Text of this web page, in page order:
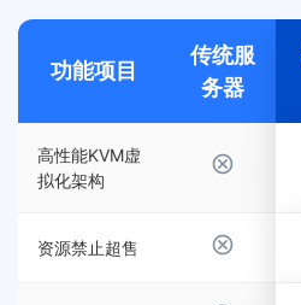
功能项目
传统服
务器
高性能KVM虚
拟化架构
资源禁止超售